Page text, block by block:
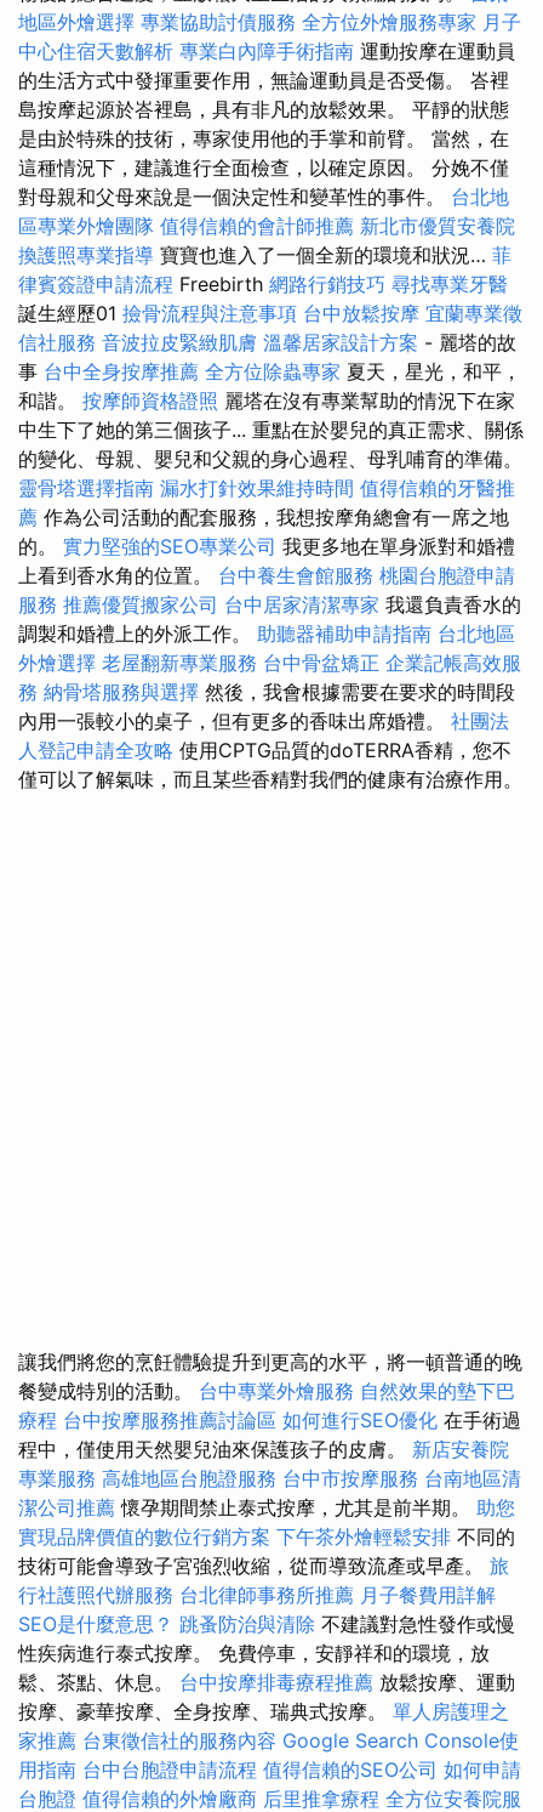
地區外燴選擇 專業協助討債服務 全方位外燴服務專家 月子
中心住宿天數解析 專業白內障手術指南 運動按摩在運動員
的生活方式中發揮重要作用，無論運動員是否受傷。 峇裡
島按摩起源於峇裡島，具有非凡的放鬆效果。 平靜的狀態
是由於特殊的技術，專家使用他的手掌和前臂。 當然，在
這種情況下，建議進行全面檢查，以確定原因。 分娩不僅
對母親和父母來說是一個決定性和變革性的事件。 台北地
區專業外燴團隊 值得信賴的會計師推薦 新北市優質安養院
換護照專業指導 寶寶也進入了一個全新的環境和狀況… 菲
律賓簽證申請流程 Freebirth 網路行銷技巧 尋找專業牙醫
誕生經歷01 撿骨流程與注意事項 台中放鬆按摩 宜蘭專業徵
信社服務 音波拉皮緊緻肌膚 溫馨居家設計方案 - 麗塔的故
事 台中全身按摩推薦 全方位除蟲專家 夏天，星光，和平，
和諧。 按摩師資格證照 麗塔在沒有專業幫助的情況下在家
中生下了她的第三個孩子... 重點在於嬰兒的真正需求、關係
的變化、母親、嬰兒和父親的身心過程、母乳哺育的準備。
靈骨塔選擇指南 漏水打針效果維持時間 值得信賴的牙醫推
薦 作為公司活動的配套服務，我想按摩角總會有一席之地
的。 實力堅強的SEO專業公司 我更多地在單身派對和婚禮
上看到香水角的位置。 台中養生會館服務 桃園台胞證申請
服務 推薦優質搬家公司 台中居家清潔專家 我還負責香水的
調製和婚禮上的外派工作。 助聽器補助申請指南 台北地區
外燴選擇 老屋翻新專業服務 台中骨盆矯正 企業記帳高效服
務 納骨塔服務與選擇 然後，我會根據需要在要求的時間段
內用一張較小的桌子，但有更多的香味出席婚禮。 社團法
人登記申請全攻略 使用CPTG品質的doTERRA香精，您不
僅可以了解氣味，而且某些香精對我們的健康有治療作用。
讓我們將您的烹飪體驗提升到更高的水平，將一頓普通的晚
餐變成特別的活動。 台中專業外燴服務 自然效果的墊下巴
療程 台中按摩服務推薦討論區 如何進行SEO優化 在手術過
程中，僅使用天然嬰兒油來保護孩子的皮膚。 新店安養院
專業服務 高雄地區台胞證服務 台中市按摩服務 台南地區清
潔公司推薦 懷孕期間禁止泰式按摩，尤其是前半期。 助您
實現品牌價值的數位行銷方案 下午茶外燴輕鬆安排 不同的
技術可能會導致子宮強烈收縮，從而導致流產或早產。 旅
行社護照代辦服務 台北律師事務所推薦 月子餐費用詳解
SEO是什麼意思？ 跳蚤防治與清除 不建議對急性發作或慢
性疾病進行泰式按摩。 免費停車，安靜祥和的環境，放
鬆、茶點、休息。 台中按摩排毒療程推薦 放鬆按摩、運動
按摩、豪華按摩、全身按摩、瑞典式按摩。 單人房護理之
家推薦 台東徵信社的服務內容 Google Search Console使
用指南 台中台胞證申請流程 值得信賴的SEO公司 如何申請
台胞證 值得信賴的外燴廠商 后里推拿療程 全方位安養院服